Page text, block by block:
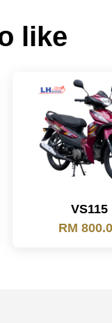
like
VS115
RM